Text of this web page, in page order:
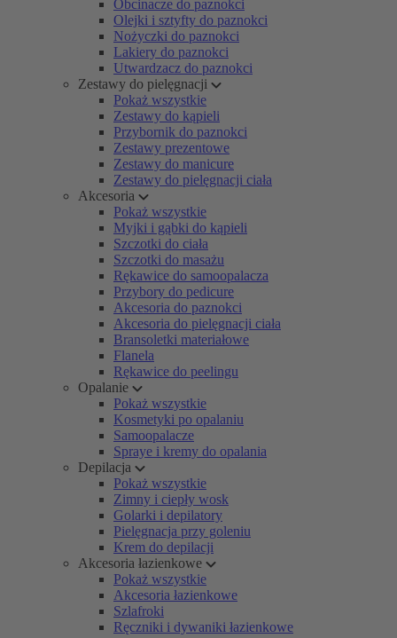
Obcinacze do paznokci
Olejki i sztyfty do paznokci
Nożyczki do paznokci
Lakiery do paznokci
Utwardzacz do paznokci
Zestawy do pielęgnacji
Pokaż wszystkie
Zestawy do kąpieli
Przybornik do paznokci
Zestawy prezentowe
Zestawy do manicure
Zestawy do pielęgnacji ciała
Akcesoria
Pokaż wszystkie
Myjki i gąbki do kąpieli
Szczotki do ciała
Szczotki do masażu
Rękawice do samoopalacza
Przybory do pedicure
Akcesoria do paznokci
Akcesoria do pielęgnacji ciała
Bransoletki materiałowe
Flanela
Rękawice do peelingu
Opalanie
Pokaż wszystkie
Kosmetyki po opalaniu
Samoopalacze
Spraye i kremy do opalania
Depilacja
Pokaż wszystkie
Zimny i ciepły wosk
Golarki i depilatory
Pielęgnacja przy goleniu
Krem do depilacji
Akcesoria łazienkowe
Pokaż wszystkie
Akcesoria łazienkowe
Szlafroki
Ręczniki i dywaniki łazienkowe